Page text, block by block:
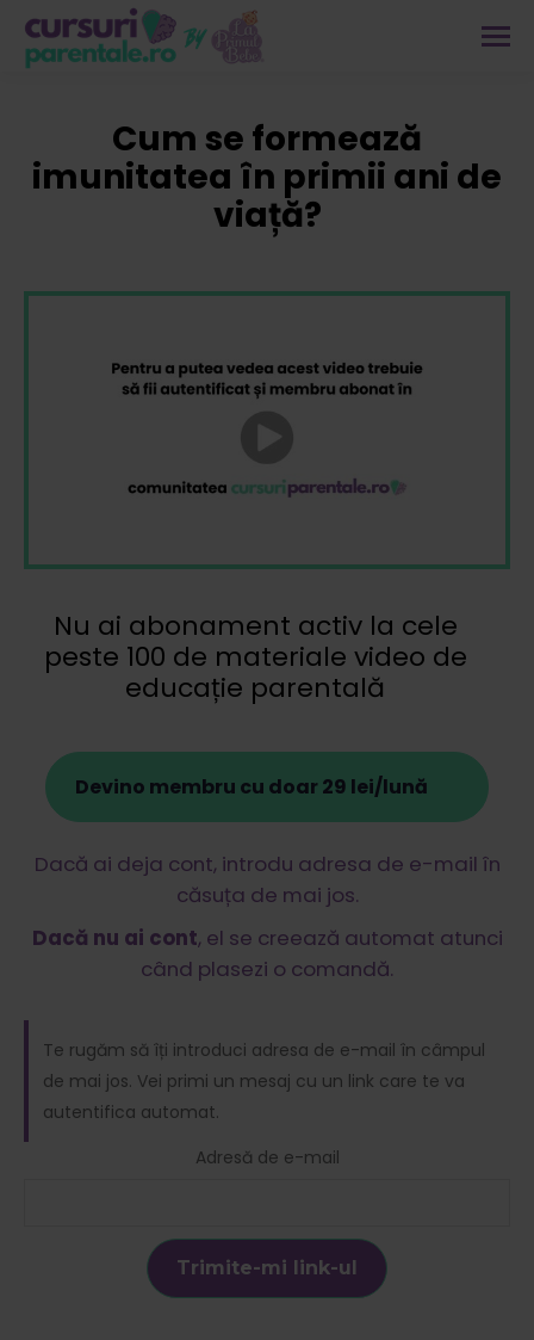
Cum se formează
imunitatea în primii ani de
viață?
Nu ai abonament activ la cele
peste 100 de materiale video de
educație parentală
Devino membru cu doar 29 lei/lună
Dacă ai deja cont, introdu adresa de e-mail în
căsuța de mai jos.
Dacă nu ai cont, el se creează automat atunci
când plasezi o comandă.
Te rugăm să îți introduci adresa de e-mail în câmpul
de mai jos. Vei primi un mesaj cu un link care te va
autentifica automat.
Adresă de e-mail